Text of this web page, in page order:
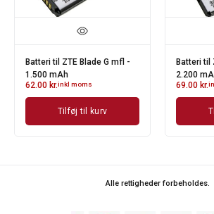
Batteri til ZTE Blade G mfl -
1.500 mAh
62.00 kr.inkl moms
Tilføj til kurv
Batteri til
2.200
69.00 kr.
Alle rettigheder forbeholdes.